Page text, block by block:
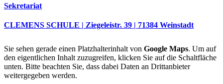
Sekretariat
CLEMENS SCHULE | Ziegeleistr. 39 | 71384 Weinstadt
Sie sehen gerade einen Platzhalterinhalt von Google Maps. Um auf
den eigentlichen Inhalt zuzugreifen, klicken Sie auf die Schaltfläche
unten. Bitte beachten Sie, dass dabei Daten an Drittanbieter
weitergegeben werden.